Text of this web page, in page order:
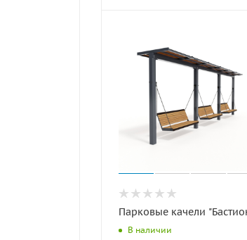
Парковые качели
В наличии